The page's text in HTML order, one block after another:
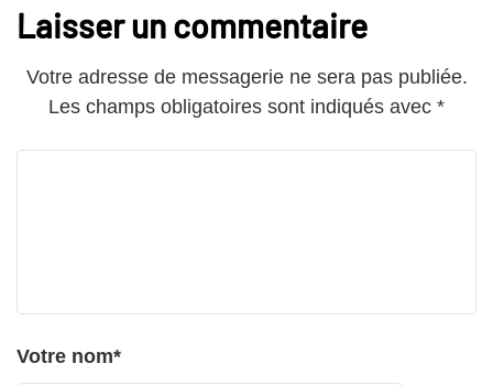
Laisser un commentaire
Votre adresse de messagerie ne sera pas publiée.
Les champs obligatoires sont indiqués avec *
Votre nom*